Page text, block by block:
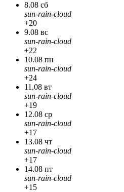
8.08 сб
sun-rain-cloud
+20
9.08 вс
sun-rain-cloud
+22
10.08 пн
sun-rain-cloud
+24
11.08 вт
sun-rain-cloud
+19
12.08 ср
sun-rain-cloud
+17
13.08 чт
sun-rain-cloud
+17
14.08 пт
sun-rain-cloud
+15